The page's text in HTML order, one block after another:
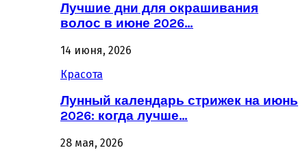
Лучшие дни для окрашивания
волос в июне 2026…
14 июня, 2026
Красота
Лунный календарь стрижек на июнь
2026: когда лучше…
28 мая, 2026